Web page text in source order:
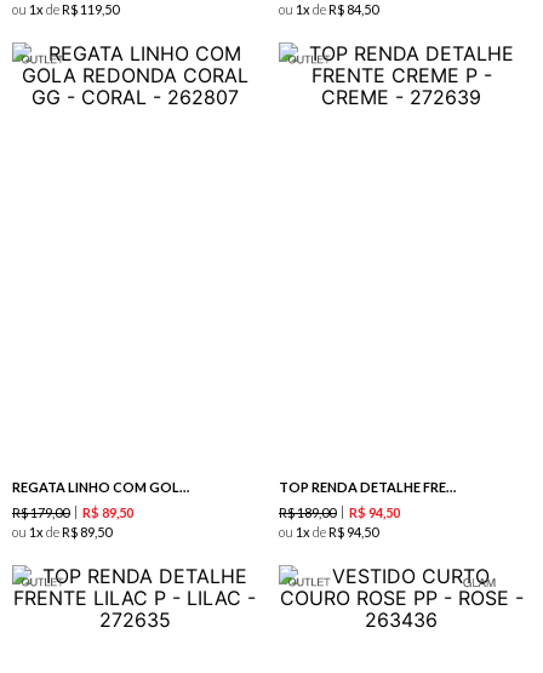
ou 1 deR$ 119 50
ou 1 deR$ 84 50
REGATA LINHO COM GOLA REDONDA CORAL
R$179,00 R$ 89 50
ou 1 deR$ 89 50
TOP RENDA DETALHE FRENTE CREME
R$189,00 R$ 94 50
ou 1 deR$ 94 50